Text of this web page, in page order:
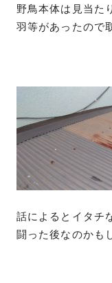
野鳥本体は見当た
羽等があったので
話によるとイタチ
闘った後なのかも